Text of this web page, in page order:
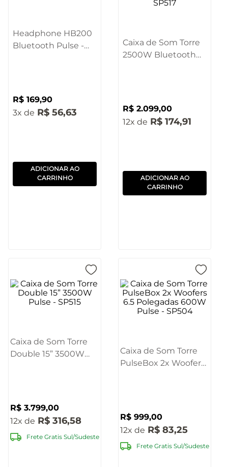
Headphone HB200
Bluetooth Pulse -
R$ 169,90
3
R$ 56,63
ADICIONAR AO
CARRINHO
Caixa de Som Torre
2500W Bluetooth
R$ 2.099,00
12
R$ 174,91
ADICIONAR AO
CARRINHO
Caixa de Som Torre
Double 15” 3500W
R$ 3.799,00
12
R$ 316,58
Frete Gratis Sul/Sudeste
Caixa de Som Torre
PulseBox 2x Woofers
R$ 999,00
12
R$ 83,25
Frete Gratis Sul/Sudeste